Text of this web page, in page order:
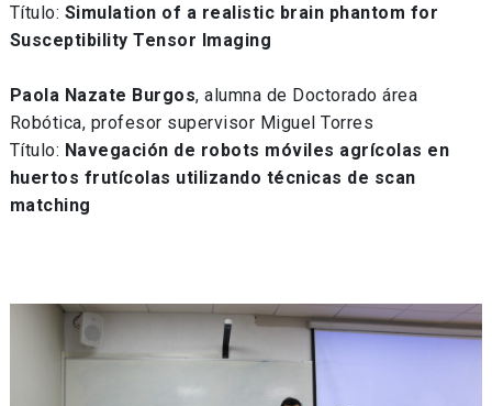
Título: Simulation of a realistic brain phantom for
Susceptibility Tensor Imaging
Paola Nazate Burgos, alumna de Doctorado área
Robótica, profesor supervisor Miguel Torres
Título: Navegación de robots móviles agrícolas en
huertos frutícolas utilizando técnicas de scan
matching